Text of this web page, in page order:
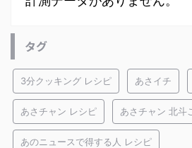
タグ
3分クッキング レシピ あさイチ
あさチャン レシピ あさチャン 北斗
あのニュースで得する人 レシピ